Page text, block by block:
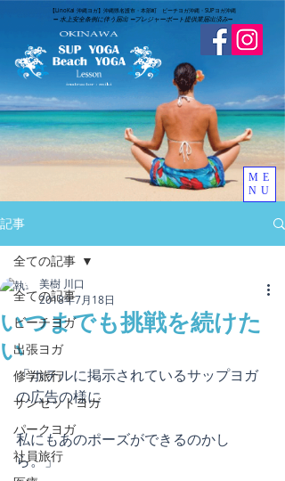
​【LinoKai 沖縄ヨガ】沖縄県名護市・本部町 ビーチヨガ沖縄・SUPヨガ沖縄
➖ 水上安全条例に伴う届出 ➖​プレジャーボート提供業届出済み➖
ME
NU
記事
全ての記事
ビーチヨガ
出張ヨガ
修学旅行
サンセットヨガ
パークヨガ
社員旅行
全ての記事
いつまでも挑戦を続けた
い
美樹 川口
2018年7月18日
「ホテルに掲示されているサップヨガ
の広告の様に
私にもあのポーズができるのかし
ら。」